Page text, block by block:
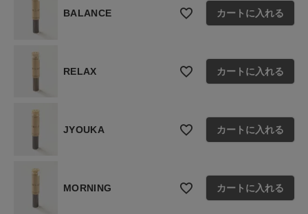
ご利用ガイド
お問い合わせ
BALANCE カートに入れる
RELAX カートに入れる
JYOUKA カートに入れる
MORNING カートに入れる